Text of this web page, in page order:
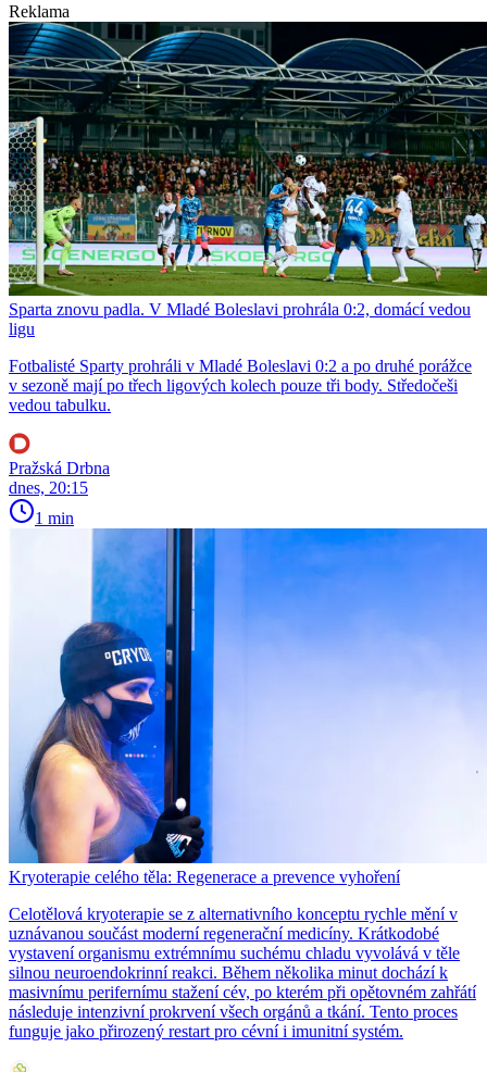
Reklama
Sparta znovu padla. V Mladé Boleslavi prohrála 0:2, domácí vedou
ligu
Fotbalisté Sparty prohráli v Mladé Boleslavi 0:2 a po druhé porážce
v sezoně mají po třech ligových kolech pouze tři body. Středočeši
vedou tabulku.
Pražská Drbna
dnes, 20:15
1 min
Kryoterapie celého těla: Regenerace a prevence vyhoření
Celotělová kryoterapie se z alternativního konceptu rychle mění v
uznávanou součást moderní regenerační medicíny. Krátkodobé
vystavení organismu extrémnímu suchému chladu vyvolává v těle
silnou neuroendokrinní reakci. Během několika minut dochází k
masivnímu perifernímu stažení cév, po kterém při opětovném zahřátí
následuje intenzivní prokrvení všech orgánů a tkání. Tento proces
funguje jako přirozený restart pro cévní i imunitní systém.